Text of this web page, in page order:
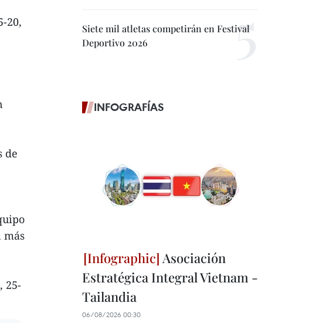
20,
de
más
25-
Siete mil atletas competirán en Festival
Deportivo 2026
INFOGRAFÍAS
Asociación
Estratégica Integral Vietnam -
Tailandia
06/08/2026 00:30